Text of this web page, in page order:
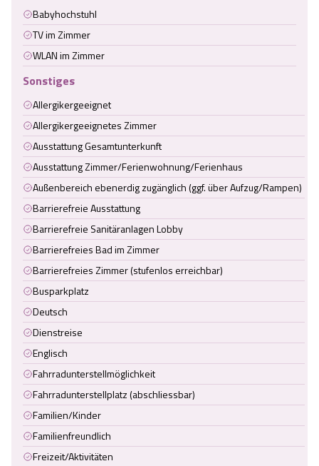
Babyhochstuhl
TV im Zimmer
WLAN im Zimmer
Sonstiges
Allergikergeeignet
Allergikergeeignetes Zimmer
Ausstattung Gesamtunterkunft
Ausstattung Zimmer/Ferienwohnung/Ferienhaus
Außenbereich ebenerdig zugänglich (ggf. über Aufzug/Rampen)
Barrierefreie Ausstattung
Barrierefreie Sanitäranlagen Lobby
Barrierefreies Bad im Zimmer
Barrierefreies Zimmer (stufenlos erreichbar)
Busparkplatz
Deutsch
Dienstreise
Englisch
Fahrradunterstellmöglichkeit
Fahrradunterstellplatz (abschliessbar)
Familien/Kinder
Familienfreundlich
Freizeit/Aktivitäten